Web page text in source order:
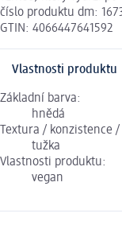
číslo produktu dm:
GTIN: 4066447641592
Vlastnosti produktu
Základní barva:
hnědá
Textura / konzistence /
tužka
Vlastnosti produktu:
vegan